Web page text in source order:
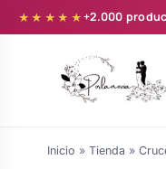
★★★★★+2.000
Inicio » Tienda »